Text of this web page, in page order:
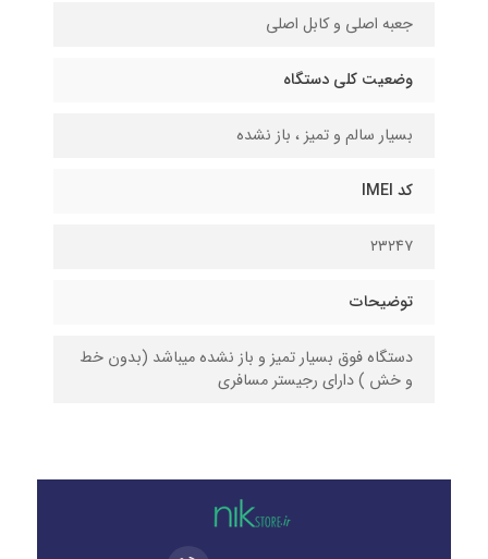
جعبه اصلی و کابل اصلی
وضعیت کلی دستگاه
بسیار سالم و تمیز ، باز نشده
کد IMEI
۲۳۲۴۷
توضیحات
دستگاه فوق بسیار تمیز و باز نشده میباشد (بدون خط
و خش ) دارای رجیستر مسافری